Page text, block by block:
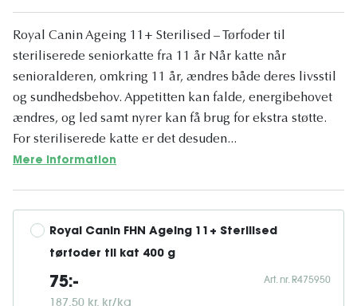
Royal Canin Ageing 11+ Sterilised – Tørfoder til
steriliserede seniorkatte fra 11 år Når katte når
senioralderen, omkring 11 år, ændres både deres livsstil
og sundhedsbehov. Appetitten kan falde, energibehovet
ændres, og led samt nyrer kan få brug for ekstra støtte.
For steriliserede katte er det desuden...
Mere information
Royal Canin FHN Ageing 11+ Sterilised
tørfoder til kat 400 g
75:-
187,50 kr. kr/kg
Art. nr. R475950